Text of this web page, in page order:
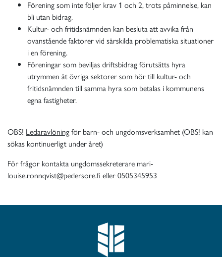
Förening som inte följer krav 1 och 2, trots påminnelse, kan
bli utan bidrag.
Kultur- och fritidsnämnden kan besluta att avvika från
ovanstående faktorer vid särskilda problematiska situationer
i en förening.
Föreningar som beviljas driftsbidrag förutsätts hyra
utrymmen åt övriga sektorer som hör till kultur- och
fritidsnämnden till samma hyra som betalas i kommunens
egna fastigheter.
OBS! Ledaravlöningför barn- och ungdomsverksamhet (OBS! kan
sökas kontinuerligt under året)
För frågor kontakta ungdomssekreterare mari-
louise.ronnqvist@pedersore.fi eller 0505345953